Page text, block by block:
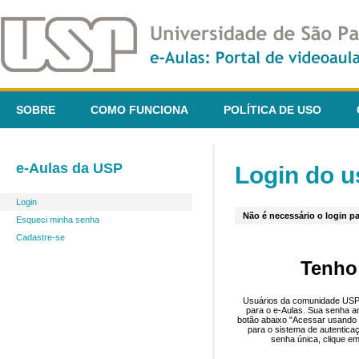
SOBRE COMO FUNCIONA POLÍTICA DE USO
e-Aulas da USP
Login
Esqueci minha senha
Cadastre-se
Login do
Não é necessário o login
Usuários da comunidade
para o e-Aulas. Sua senha
botão abaixo "Acessar
para o sistema de
senha única, clique